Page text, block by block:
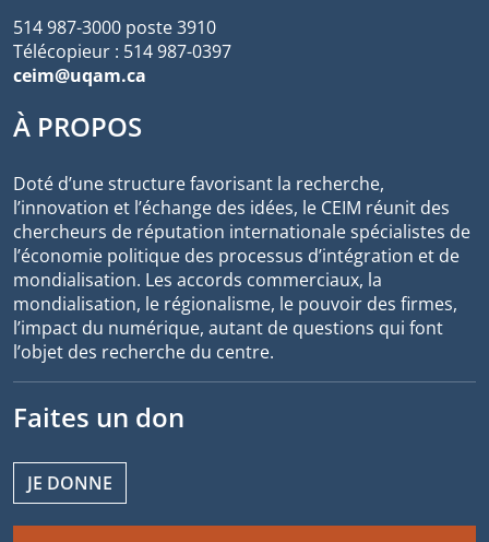
514 987-3000 poste 3910
Télécopieur : 514 987-0397
ceim@uqam.ca
À PROPOS
Doté d’une structure favorisant la recherche,
l’innovation et l’échange des idées, le CEIM réunit des
chercheurs de réputation internationale spécialistes de
l’économie politique des processus d’intégration et de
mondialisation. Les accords commerciaux, la
mondialisation, le régionalisme, le pouvoir des firmes,
l’impact du numérique, autant de questions qui font
l’objet des recherche du centre.
Faites un don
JE DONNE